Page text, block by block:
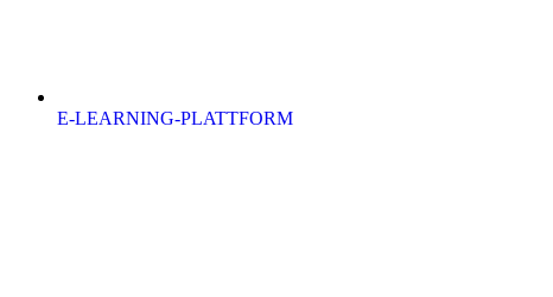
E-LEARNING-PLATTFORM